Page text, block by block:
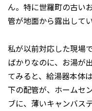
ん。特に世羅町の古い
管が地面から露出して
私が以前対応した現場
ばかりなのに、お湯が
てみると、給湯器本体
下の配管が、ホームセ
ブに、薄いキャンバス